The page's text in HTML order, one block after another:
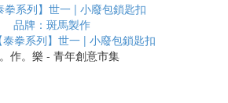
品牌：斑馬製作
拳系列】世一 | 小廢包鎖匙扣
作。樂 - 青年創意市集